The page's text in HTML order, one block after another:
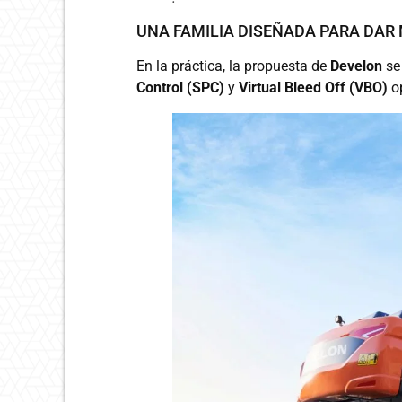
UNA FAMILIA DISEÑADA PARA
En la práctica, la propuesta de Develon
Control (SPC) y Virtual Bleed Off (VBO)